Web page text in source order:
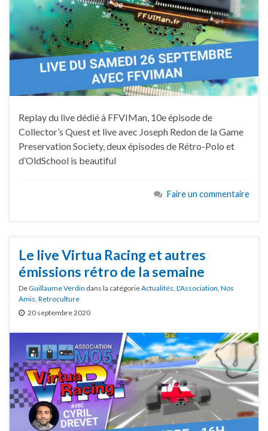
Replay du live dédié à FFVIMan, 10e épisode de
Collector’s Quest et live avec Joseph Redon de la Game
Preservation Society, deux épisodes de Rétro-Polo et
d’OldSchool is beautiful
Faire un commentaire
Le live Virtua Racing et autres
émissions rétro de la semaine
DeGuillaume Verdin dans la catégorieActualités L'Association Nos
Amis Retroculture
20 septembre 2020